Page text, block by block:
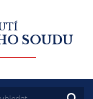
SOUDU